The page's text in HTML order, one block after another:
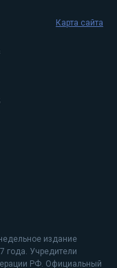
издание
года. Учредители
РФ. Официальный
Карта сайта